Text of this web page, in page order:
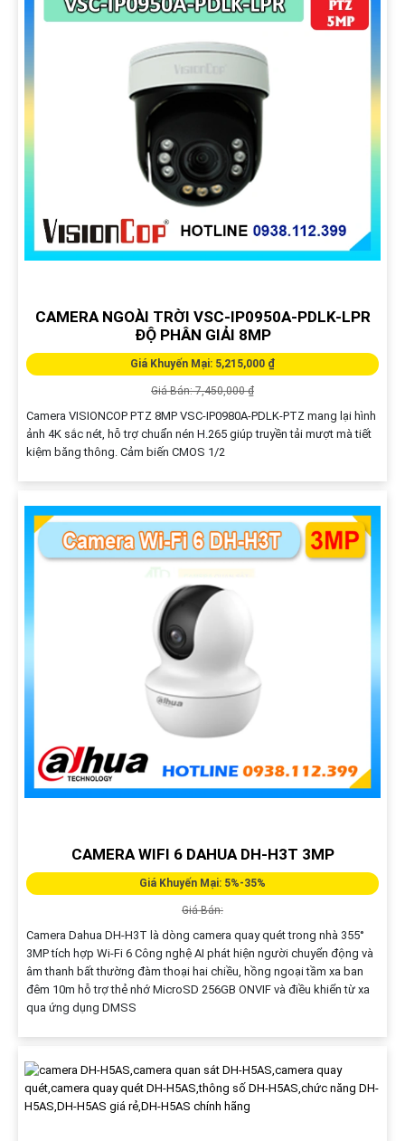
CAMERA NGOÀI TRỜI VSC-IP0950A-PDLK-LPR
ĐỘ PHÂN GIẢI 8MP
Giá Khuyến Mại: 5,215,000 ₫
Giá Bán: 7,450,000 ₫
Camera VISIONCOP PTZ 8MP VSC-IP0980A-PDLK-PTZ mang lại hình
ảnh 4K sắc nét, hỗ trợ chuẩn nén H.265 giúp truyền tải mượt mà tiết
kiệm băng thông. Cảm biến CMOS 1/2
CAMERA WIFI 6 DAHUA DH-H3T 3MP
Giá Khuyến Mại: 5%-35%
Giá Bán:
Camera Dahua DH-H3T là dòng camera quay quét trong nhà 355°
3MP tích hợp Wi-Fi 6 Công nghệ AI phát hiện người chuyển động và
âm thanh bất thường đàm thoại hai chiều, hồng ngoại tầm xa ban
đêm 10m hỗ trợ thẻ nhớ MicroSD 256GB ONVIF và điều khiển từ xa
qua ứng dụng DMSS